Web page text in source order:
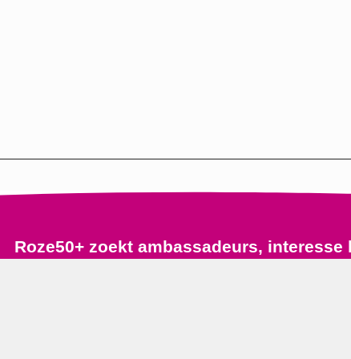
Roze50+ zoekt ambassadeurs, interesse